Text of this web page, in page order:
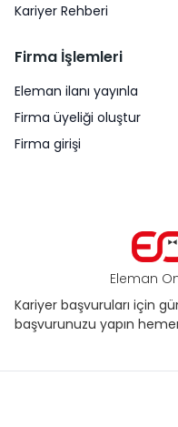
Eleman
Kariyer başvuruları için
başvurunuzu yapın
Kariyer Rehberi
Firma İşlemleri
Eleman ilanı yayınla
Firma üyeliği oluştur
Firma girişi